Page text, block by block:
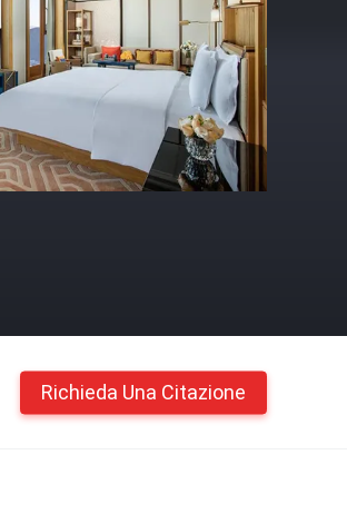
Richieda Una Citazione